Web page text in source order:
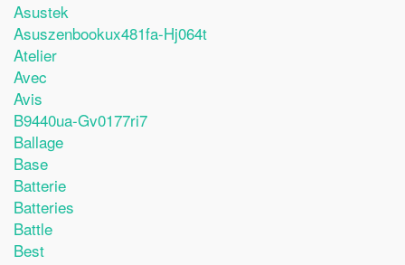
Asustek
Asuszenbookux481fa-Hj064t
Atelier
Avec
Avis
B9440ua-Gv0177ri7
Ballage
Base
Batterie
Batteries
Battle
Best